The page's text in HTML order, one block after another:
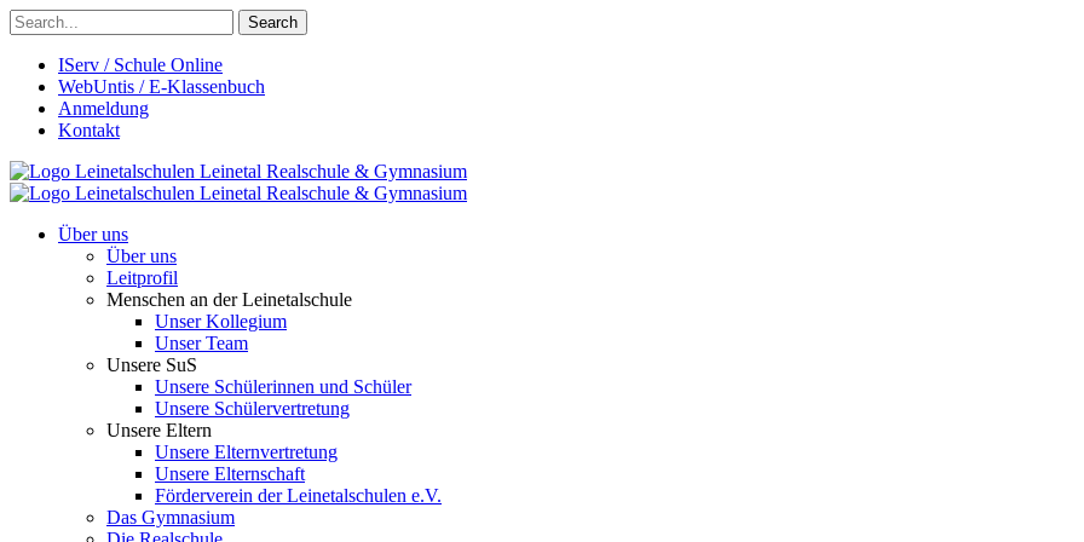
Search
IServ / Schule Online
WebUntis / E-Klassenbuch
Anmeldung
Kontakt
Leinetalschulen Leinetal Realschule & Gymnasium
Leinetalschulen Leinetal Realschule & Gymnasium
Über uns
Über uns
Leitprofil
Menschen an der Leinetalschule
Unser Kollegium
Unser Team
Unsere SuS
Unsere Schülerinnen und Schüler
Unsere Schülervertretung
Unsere Eltern
Unsere Elternvertretung
Unsere Elternschaft
Förderverein der Leinetalschulen e.V.
Das Gymnasium